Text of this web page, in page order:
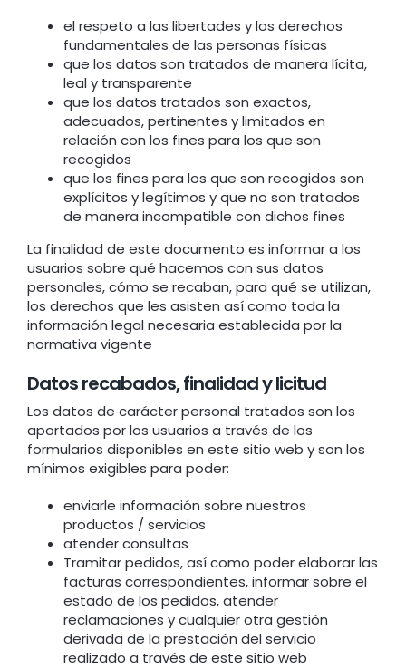
el respeto a las libertades y los derechos
fundamentales de las personas físicas
que los datos son tratados de manera lícita,
leal y transparente
que los datos tratados son exactos,
adecuados, pertinentes y limitados en
relación con los fines para los que son
recogidos
que los fines para los que son recogidos son
explícitos y legítimos y que no son tratados
de manera incompatible con dichos fines
La finalidad de este documento es informar a los
usuarios sobre qué hacemos con sus datos
personales, cómo se recaban, para qué se utilizan,
los derechos que les asisten así como toda la
información legal necesaria establecida por la
normativa vigente
Datos recabados, finalidad y licitud
Los datos de carácter personal tratados son los
aportados por los usuarios a través de los
formularios disponibles en este sitio web y son los
mínimos exigibles para poder:
enviarle información sobre nuestros
productos / servicios
atender consultas
Tramitar pedidos, así como poder elaborar las
facturas correspondientes, informar sobre el
estado de los pedidos, atender
reclamaciones y cualquier otra gestión
derivada de la prestación del servicio
realizado a través de este sitio web